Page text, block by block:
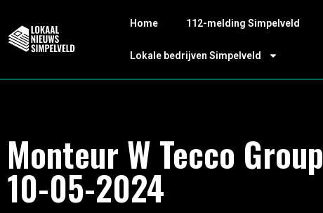
Home 112-melding Simpelveld
Lokale bedrijven Simpelveld
Monteur W Tecco Group
10-05-2024